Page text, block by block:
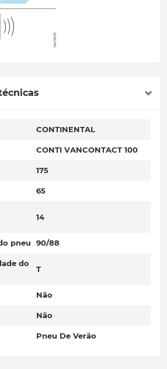
CONTINENTAL
CONTI VANCONTACT 100
175
65
14
pneu 90/88
do
T
Não
Não
Pneu De Verão